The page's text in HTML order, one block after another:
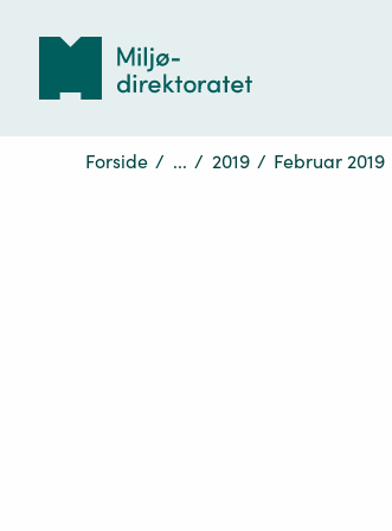
Forside / ... / 2019 / Februar 2019